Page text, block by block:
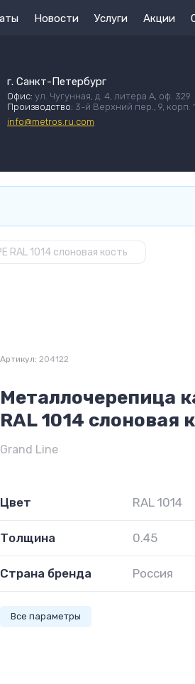
Новости Услуги Акции
г. Санкт-Петербург
Офис: ул. Чугунная, д. 4, литера А, оф. 329
Производство: 3-й Верхний пер., 9, корп. 1
info@metros.ru.com
RAL 1014 слоновая кость
Артикул: 204122
Металлочерепица
RAL 1014 слоновая
Grand Line
Цвет RAL 1014
Толщина 0.45
Страна бренда Россия
Все параметры